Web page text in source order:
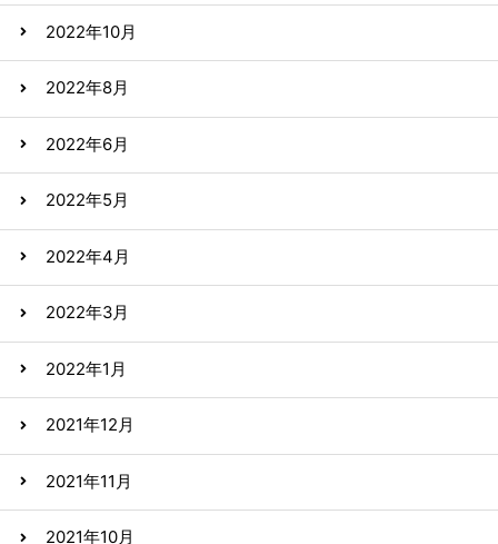
2022年10月
2022年8月
2022年6月
2022年5月
2022年4月
2022年3月
2022年1月
2021年12月
2021年11月
2021年10月